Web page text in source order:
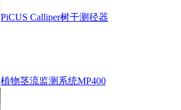
PiCUS Calliper树干测径器
植物茎流监测系统MP400